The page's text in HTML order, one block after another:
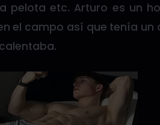
pelota etc. Arturo es un
el campo así que tenía un